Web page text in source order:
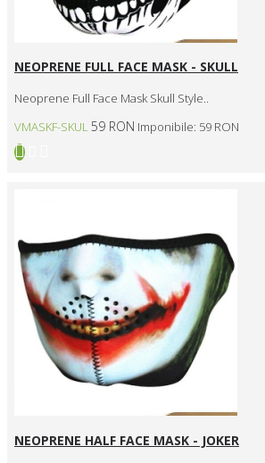
NEOPRENE FULL FACE MASK - SKULL
Neoprene Full Face Mask Skull Style..
VMASKF-SKUL 59 RON Imponibile: 59 RON
NEOPRENE HALF FACE MASK - JOKER